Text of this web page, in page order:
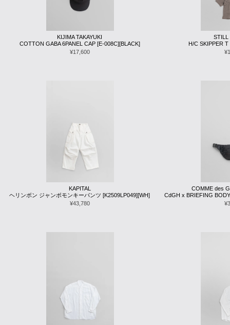
KIJIMA TAKAYUKI
COTTON GABA 6PANEL CAP [E-008C][BLACK]
¥17,600
STILL
H/C SKIPPER
KAPITAL
ヘリンボン ジャンボモンキーパンツ [K2509LP049][WH]
¥43,780
COMME des
CdGH x BRIEFING